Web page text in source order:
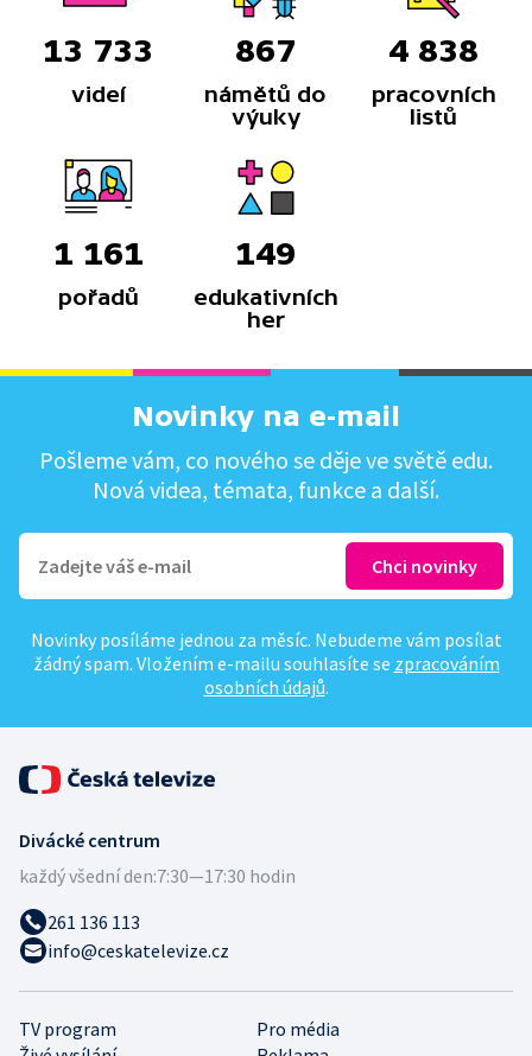
13 733
videí
867
námětů do
výuky
4 838
pracovních
listů
1 161
pořadů
149
edukativních
her
Novinky na e-mail
Pošleme vám, co nového se děje ve světě edu.
Nová videa, témata, funkce a další.
Novinky posíláme jednou za měsíc. Nebudeme vám posílat
žádný spam. Vložením e-mailu souhlasíte se zpracováním
osobních údajů.